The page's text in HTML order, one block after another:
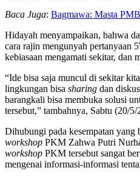
Baca Juga: Bagmawa: Masta
Hidayah menyampaikan, bahwa
cara rajin mengunyah pertanyaan
kebiasaan mengamati sekitar, dan
“Ide bisa saja muncul di sekitar
lingkungan bisa sharing dan
barangkali bisa membuka solusi
tersebut,” tambahnya, Sabtu (20/5/
Dihubungi pada kesempatan yang
workshop PKM Zahwa Putri
workshop PKM tersebut sangat
mengenai informasi-informasi